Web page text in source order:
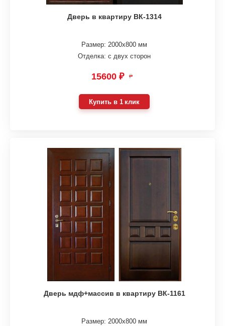
Дверь в квартиру ВК-1314
Размер: 2000х800 мм
Отделка: с двух сторон
15600 ₽ ₽
Купить в 1 клик
Дверь мдф+массив в квартиру ВК-1161
Размер: 2000х800 мм